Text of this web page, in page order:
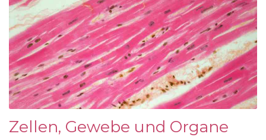
Zellen, Gewebe und Organe